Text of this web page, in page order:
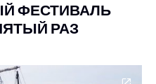
ФЕСТИВАЛЬ
РАЗ